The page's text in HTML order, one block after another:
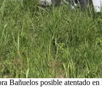
Bañuelos posible atentado en